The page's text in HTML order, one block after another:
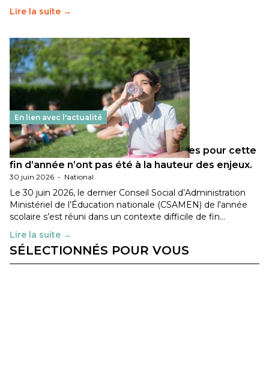
Lire la suite →
En lien avec l'actualité
Les décisions ministérielles attendues pour cette
fin d’année n’ont pas été à la hauteur des enjeux.
30 juin 2026 - National
Le 30 juin 2026, le dernier Conseil Social d’Administration
Ministériel de l’Éducation nationale (CSAMEN) de l'année
scolaire s’est réuni dans un contexte difficile de fin…
Lire la suite →
SÉLECTIONNÉS POUR VOUS